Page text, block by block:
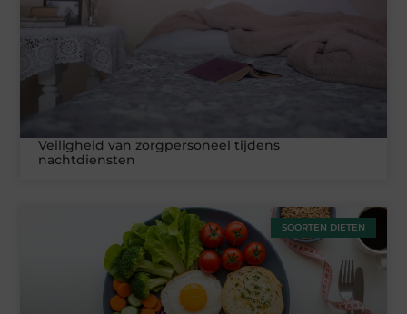
Veiligheid van zorgpersoneel tijdens
nachtdiensten
SOORTEN DIETEN